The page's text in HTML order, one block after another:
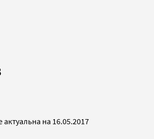
на 16.05.2017